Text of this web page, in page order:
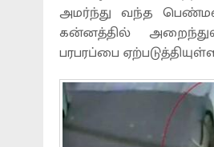
அமர்ந்து வந்த
கன்னத்தில்
பரபரப்பை